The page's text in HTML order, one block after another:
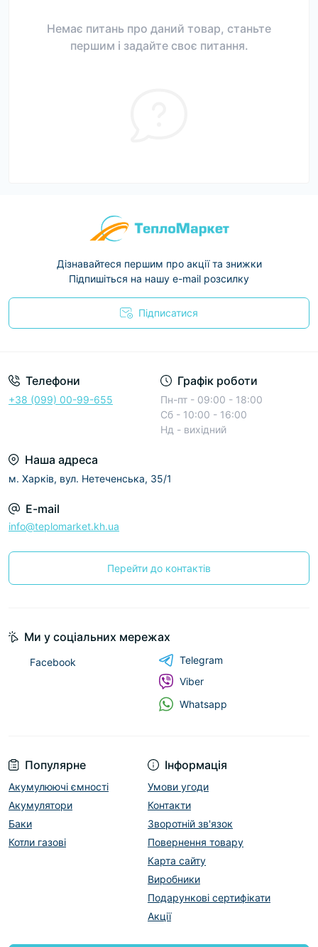
Немає питань про даний товар, станьте
першим і задайте своє питання.
Дізнавайтеся першим про акції та знижки
Підпишіться на нашу e-mail розсилку
Підписатися
Телефони
+38 (099) 00-99-655
Графік роботи
Пн-пт - 09:00 - 18:00
Сб - 10:00 - 16:00
Нд - вихідний
Наша адреса
м. Харків, вул. Нетеченська, 35/1
E-mail
info@teplomarket.kh.ua
Перейти до контактів
Популярне
Акумулюючі ємності
Акумулятори
Баки
Котли газові
Інформація
Умови угоди
Контакти
Зворотній зв'язок
Повернення товару
Карта сайту
Виробники
Подарункові сертифікати
Акції
Ми у соціальних мережах
Facebook
Telegram
Viber
Whatsapp